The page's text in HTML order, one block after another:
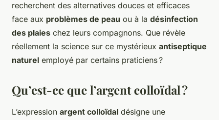
recherchent des alternatives douces et efficaces
face aux problèmes de peau ou à la désinfection
des plaies chez leurs compagnons. Que révèle
réellement la science sur ce mystérieux antiseptique
naturel employé par certains praticiens ?
Qu’est-ce que l’argent colloïdal ?
L’expression argent colloïdal désigne une